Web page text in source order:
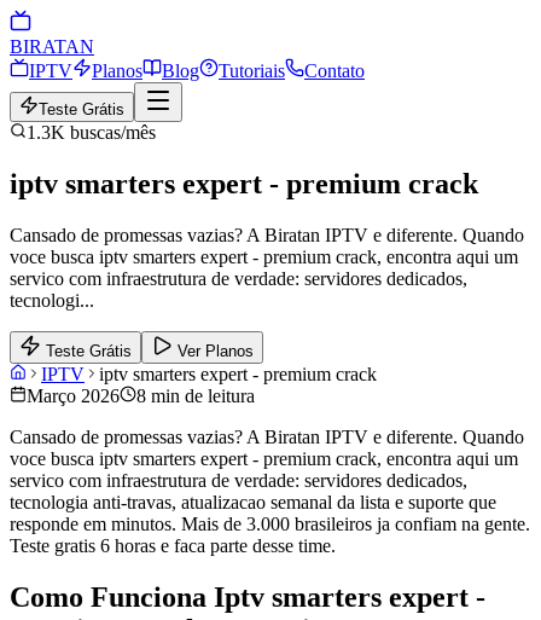
BIRATAN
IPTV
Planos Blog Tutoriais Contato
Teste Grátis
1.3K buscas/mês
iptv smarters expert - premium crack
Cansado de promessas vazias? A Biratan IPTV e diferente. Quando
voce busca iptv smarters expert - premium crack, encontra aqui um
servico com infraestrutura de verdade: servidores dedicados,
tecnologi...
Teste Grátis Ver Planos
IPTV
iptv smarters expert - premium crack
Março 2026
8 min de leitura
Cansado de promessas vazias? A Biratan IPTV e diferente. Quando
voce busca iptv smarters expert - premium crack, encontra aqui um
servico com infraestrutura de verdade: servidores dedicados,
tecnologia anti-travas, atualizacao semanal da lista e suporte que
responde em minutos. Mais de 3.000 brasileiros ja confiam na gente.
Teste gratis 6 horas e faca parte desse time.
Como Funciona Iptv smarters expert -